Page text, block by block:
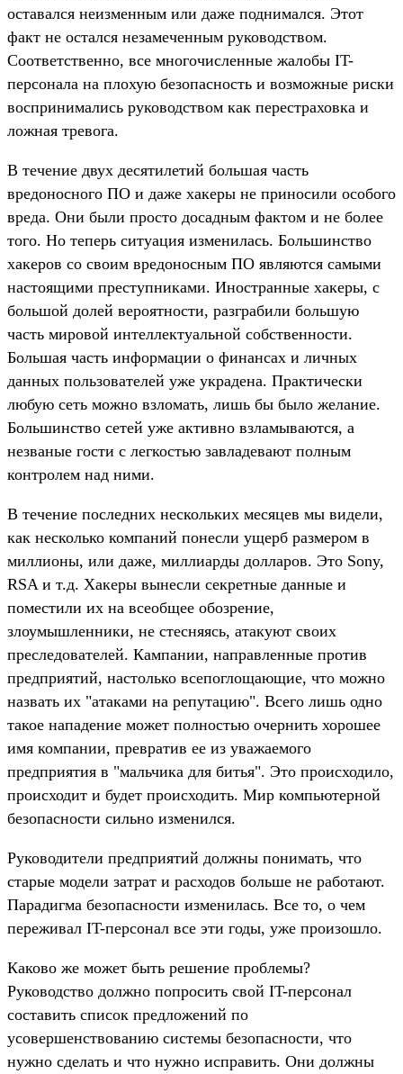
оставался неизменным или даже поднимался. Этот
факт не остался незамеченным руководством.
Соответственно, все многочисленные жалобы IT-
персонала на плохую безопасность и возможные риски
воспринимались руководством как перестраховка и
ложная тревога.
В течение двух десятилетий большая часть
вредоносного ПО и даже хакеры не приносили особого
вреда. Они были просто досадным фактом и не более
того. Но теперь ситуация изменилась. Большинство
хакеров со своим вредоносным ПО являются самыми
настоящими преступниками. Иностранные хакеры, с
большой долей вероятности, разграбили большую
часть мировой интеллектуальной собственности.
Большая часть информации о финансах и личных
данных пользователей уже украдена. Практически
любую сеть можно взломать, лишь бы было желание.
Большинство сетей уже активно взламываются, а
незваные гости с легкостью завладевают полным
контролем над ними.
В течение последних нескольких месяцев мы видели,
как несколько компаний понесли ущерб размером в
миллионы, или даже, миллиарды долларов. Это Sony,
RSA и т.д. Хакеры вынесли секретные данные и
поместили их на всеобщее обозрение,
злоумышленники, не стесняясь, атакуют своих
преследователей. Кампании, направленные против
предприятий, настолько всепоглощающие, что можно
назвать их "атаками на репутацию". Всего лишь одно
такое нападение может полностью очернить хорошее
имя компании, превратив ее из уважаемого
предприятия в "мальчика для битья". Это происходило,
происходит и будет происходить. Мир компьютерной
безопасности сильно изменился.
Руководители предприятий должны понимать, что
старые модели затрат и расходов больше не работают.
Парадигма безопасности изменилась. Все то, о чем
переживал IT-персонал все эти годы, уже произошло.
Каково же может быть решение проблемы?
Руководство должно попросить свой IT-персонал
составить список предложений по
усовершенствованию системы безопасности, что
нужно сделать и что нужно исправить. Они должны